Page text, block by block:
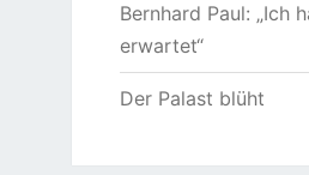
Bernhard Paul: „Ich
erwartet“
Der Palast blüht